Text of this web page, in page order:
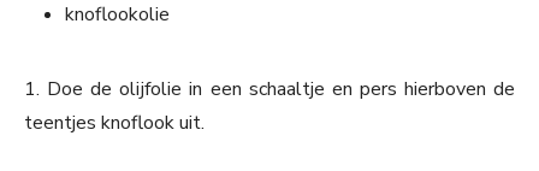
knoflookolie
1. Doe de olijfolie in een schaaltje en pers hierboven de
teentjes knoflook uit.